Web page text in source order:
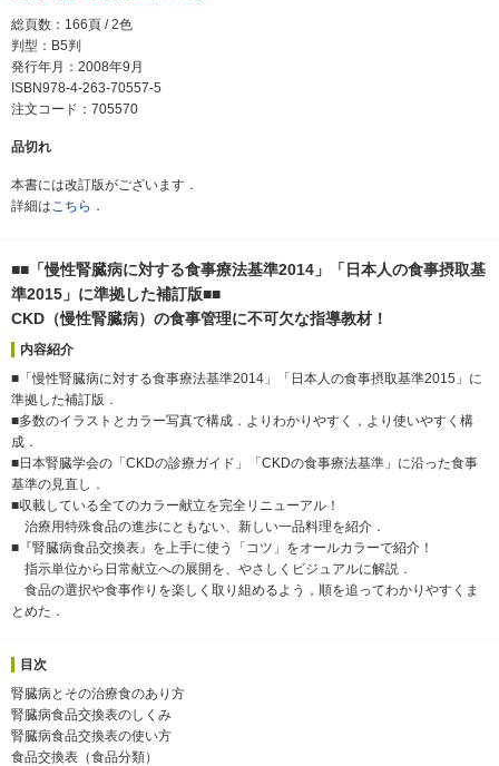
総頁数：166頁 / 2色
判型：B5判
発行年月：2008年9月
ISBN978-4-263-70557-5
注文コード：705570
品切れ
本書には改訂版がございます．
詳細はこちら ．
■■「慢性腎臓病に対する食事療法基準2014」「日本人の食事摂取基
準2015」に準拠した補訂版■■
CKD（慢性腎臓病）の食事管理に不可欠な指導教材！
内容紹介
■「慢性腎臓病に対する食事療法基準2014」「日本人の食事摂取基準2015」に
準拠した補訂版．
■多数のイラストとカラー写真で構成．よりわかりやすく，より使いやすく構
成．
■日本腎臓学会の「CKDの診療ガイド」「CKDの食事療法基準」に沿った食事
基準の見直し．
■収載している全てのカラー献立を完全リニューアル！
治療用特殊食品の進歩にともない、新しい一品料理を紹介．
■『腎臓病食品交換表』を上手に使う「コツ」をオールカラーで紹介！
指示単位から日常献立への展開を、やさしくビジュアルに解説．
食品の選択や食事作りを楽しく取り組めるよう，順を追ってわかりやすくま
とめた．
目次
腎臓病とその治療食のあり方
腎臓病食品交換表のしくみ
腎臓病食品交換表の使い方
食品交換表（食品分類）